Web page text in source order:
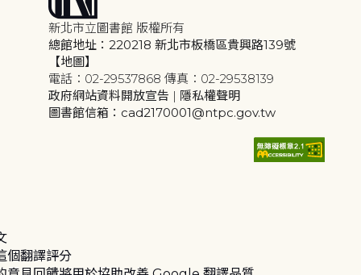
新北市立圖書館 版權所有
總館地址：220218 新北市板橋區貴興路139號
【地圖】
電話：02-29537868 傳真：02-29538139
政府網站資料開放宣告 | 隱私權聲明
圖書館信箱：cad2170001@ntpc.gov.tw
個翻譯評分